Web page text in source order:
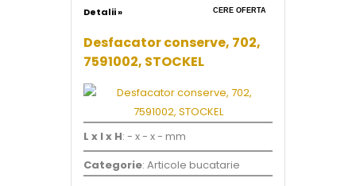
Detalii » CERE OFERTA
Desfacator conserve, 702,
7591002, STOCKEL
L x l x H: - x - x - mm
Categorie: Articole bucatarie